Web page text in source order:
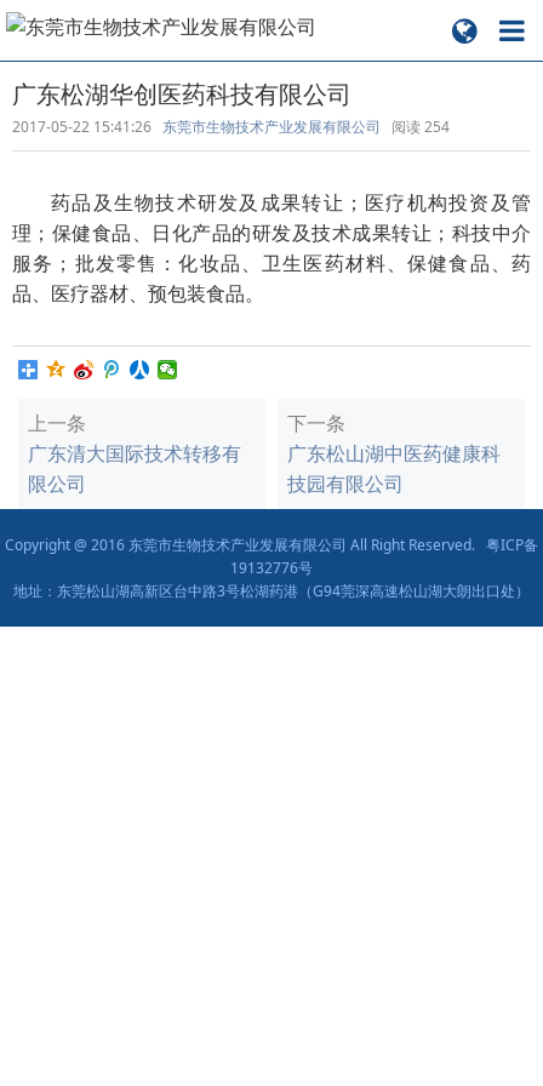
广东松湖华创医药科技有限公司
2017-05-22 15:41:26 东莞市生物技术产业发展有限公司 阅读254
药品及生物技术研发及成果转让；医疗机构投资及管
理；保健食品、日化产品的研发及技术成果转让；科技中介
服务；批发零售：化妆品、卫生医药材料、保健食品、药
品、医疗器材、预包装食品。
上一条
广东清大国际技术转移有
限公司
下一条
广东松山湖中医药健康科
技园有限公司
Copyright @ 2016 东莞市生物技术产业发展有限公司 All Right Reserved. 粤ICP备
19132776号
地址：东莞松山湖高新区台中路3号松湖药港（G94莞深高速松山湖大朗出口处）